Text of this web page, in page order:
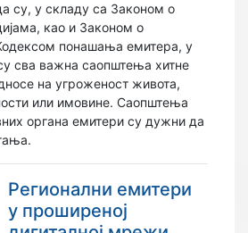
су, у складу са Законом о
као и Законом о
понашања емитера, у
сва важна саопштења хитне
на угроженост живота,
или имовине. Саопштења
органа емитери су дужни да
Регионални емитери
у проширеној